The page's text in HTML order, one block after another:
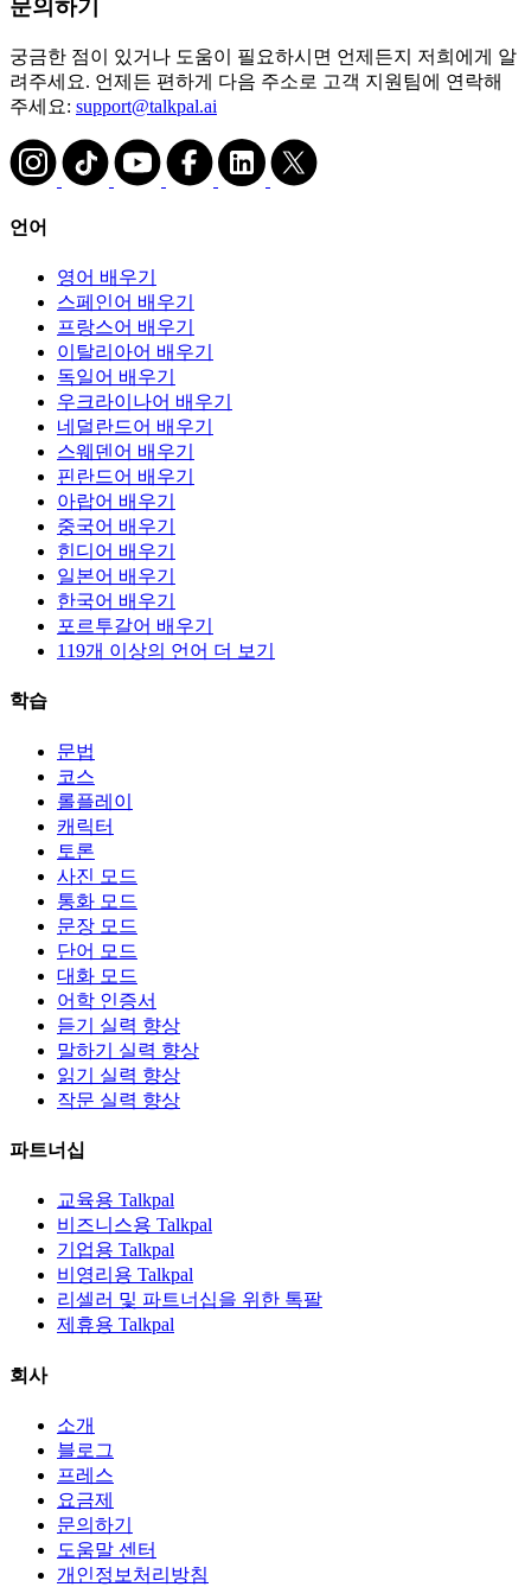
문의하기
궁금한 점이 있거나 도움이 필요하시면 언제든지 저희에게 알
려주세요. 언제든 편하게 다음 주소로 고객 지원팀에 연락해
주세요: support@talkpal.ai
언어
영어 배우기
스페인어 배우기
프랑스어 배우기
이탈리아어 배우기
독일어 배우기
우크라이나어 배우기
네덜란드어 배우기
스웨덴어 배우기
핀란드어 배우기
아랍어 배우기
중국어 배우기
힌디어 배우기
일본어 배우기
한국어 배우기
포르투갈어 배우기
119개 이상의 언어 더 보기
학습
문법
코스
롤플레이
캐릭터
토론
사진 모드
통화 모드
문장 모드
단어 모드
대화 모드
어학 인증서
듣기 실력 향상
말하기 실력 향상
읽기 실력 향상
작문 실력 향상
파트너십
교육용 Talkpal
비즈니스용 Talkpal
기업용 Talkpal
비영리용 Talkpal
리셀러 및 파트너십을 위한 톡팔
제휴용 Talkpal
회사
소개
블로그
프레스
요금제
문의하기
도움말 센터
개인정보처리방침